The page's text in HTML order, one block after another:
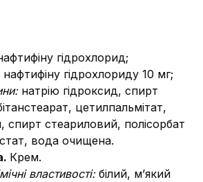
гідрохлорид;
гідрохлориду 10 мг;
натрію гідроксид, спирт
цетилпальмітат,
спирт стеариловий, полісорбат
вода очищена.
Крем.
властивості: білий, м’який